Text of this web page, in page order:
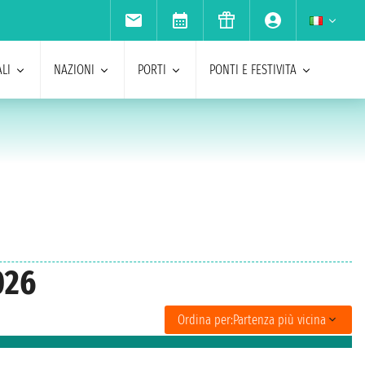
NAZIONI PORTI PONTI E FESTIVITA
Ordina per:Partenza più vicina